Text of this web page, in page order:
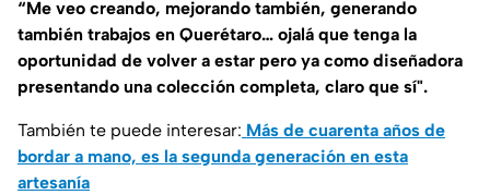
“Me veo creando, mejorando también, generando
también trabajos en Querétaro… ojalá que tenga la
oportunidad de volver a estar pero ya como diseñadora
presentando una colección completa, claro que sí".
También te puede interesar: Más de cuarenta años de
bordar a mano, es la segunda generación en esta
artesanía